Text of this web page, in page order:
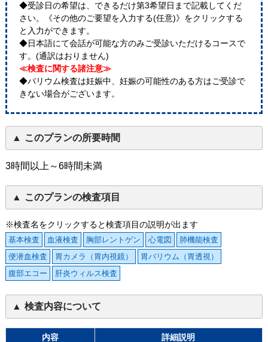
◆受診日の希望は、できるだけ第3希望日まで記載してくだ
さい。《その他のご要望を入力する(任意)》をクリックする
と入力ができます。
◆日本語にて会話が可能な方のみご受診いただけるコースで
す。(通訳はおりません)
≪検査に関する諸注意≫
◆バリウム検査は妊娠中、妊娠の可能性のある方はご受診で
きない場合がございます。
このプランの所要時間
3時間以上～6時間未満
このプランの検査項目
※検査名をクリックすると検査項目の説明が出ます
基本検査 血液検査 胸部レントゲン 心電図
肺機能検査
便潜血検査
胃カメラ（胃内視鏡）
胃バリウム（胃透視）
腹部エコー
肝炎ウィルス検査
検査内容について
内容 詳細説明